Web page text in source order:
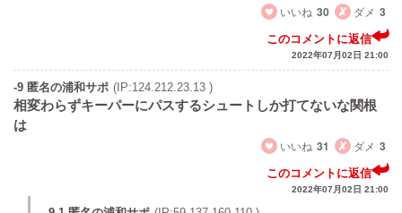
いいね 30 ダメ 3
このコメントに返信
2022年07月02日 21:00
-9 匿名の浦和サポ (IP:124.212.23.13 )
相変わらずキーパーにパスするシュートしか打てないな関根
は
いいね 31 ダメ 3
このコメントに返信
2022年07月02日 21:00